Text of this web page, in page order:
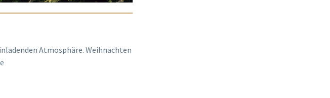
Atmosphäre. Weihnachten